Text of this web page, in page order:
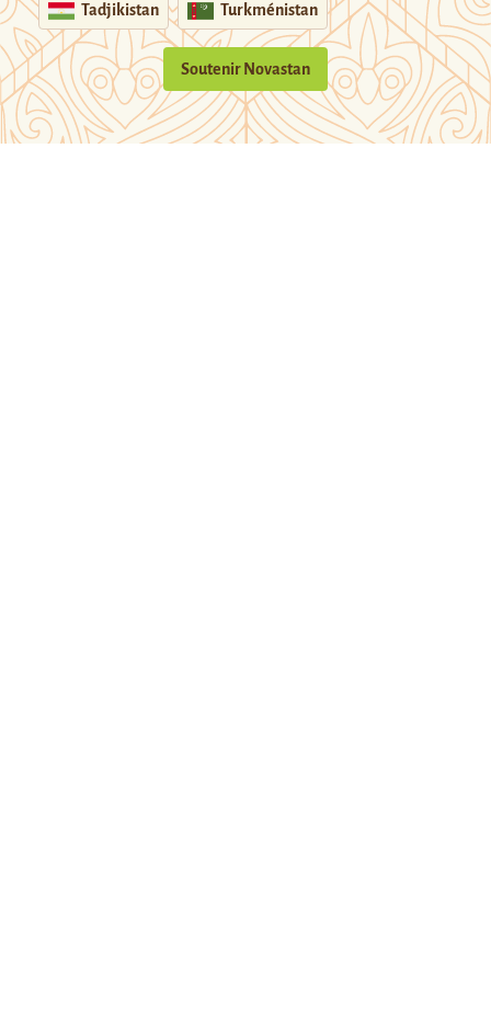
Tadjikistan Turkménistan
Soutenir Novastan